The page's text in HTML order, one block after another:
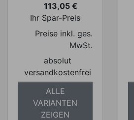
Preis
113,05 €
Ihr Spar-Preis
Preise inkl. ges.
MwSt.
absolut
versandkostenfrei
ALLE
VARIANTEN
ZEIGEN